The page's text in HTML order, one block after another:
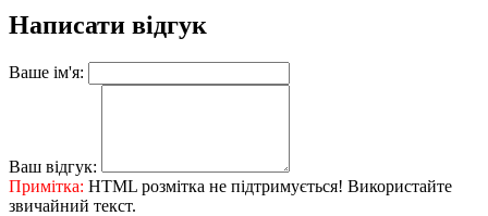
Написати відгук
Ваше ім'я:
Ваш відгук:
Примітка: HTML розмітка не підтримується! Використайте
звичайний текст.